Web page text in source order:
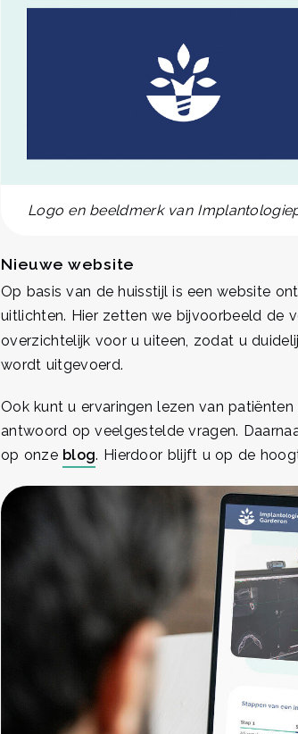
Logo en beeldmerk van
Nieuwe website
Op basis van de huisstijl is een website
uitlichten. Hier zetten we bijvoorbeeld de
overzichtelijk voor u uiteen, zodat u
wordt uitgevoerd.
Ook kunt u ervaringen lezen van
antwoord op veelgestelde vragen.
op onze blog. Hierdoor blijft u op de